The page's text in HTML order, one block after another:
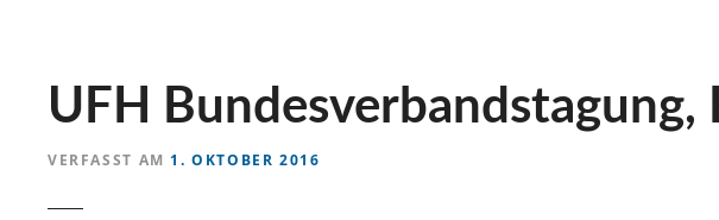
UFH Bundesverbandstagung,
VERFASST AM 1. OKTOBER 2016